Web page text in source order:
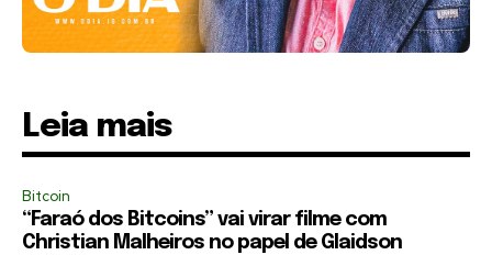
Leia mais
Bitcoin
“Faraó dos Bitcoins” vai virar filme com
Christian Malheiros no papel de Glaidson